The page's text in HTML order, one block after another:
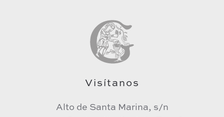
Visítanos
Alto de Santa Marina, s/n